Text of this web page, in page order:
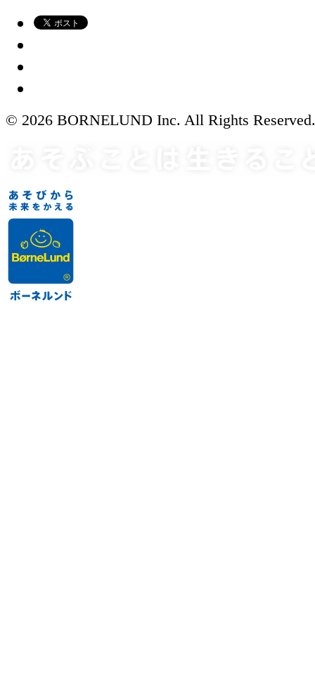
© 2026 BORNELUND Inc. All Rights Reserved.